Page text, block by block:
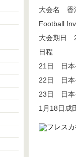
大会名 香
Football
大会期日
日程
21日 日本-
22日 日本
23日 日本
1月18日